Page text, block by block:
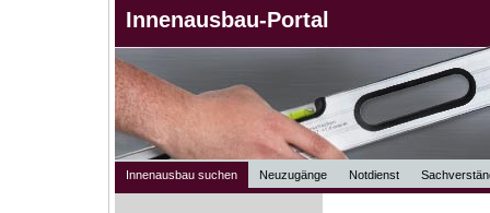
Innenausbau-Portal
Innenausbau suchen Neuzugänge Notdienst